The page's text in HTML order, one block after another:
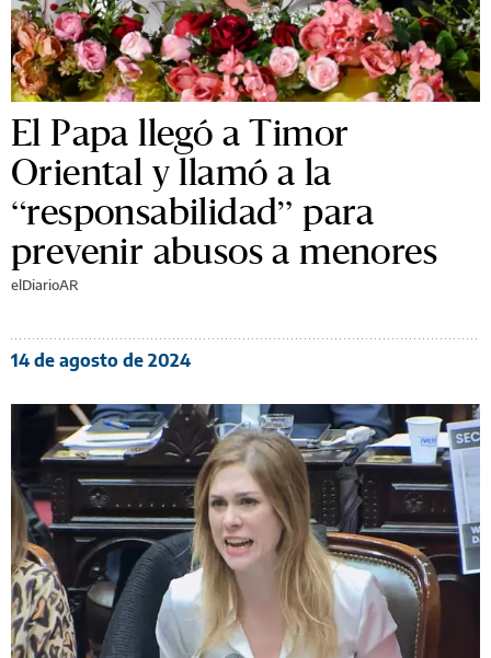
El Papa llegó a Timor
Oriental y llamó a la
“responsabilidad” para
prevenir abusos a menores
elDiarioAR
14 de agosto de 2024